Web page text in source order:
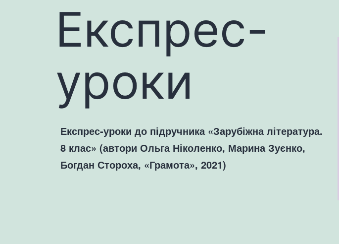
Експрес-
уроки
Експрес-уроки до підручника «Зарубіжна література.
8 клас» (автори Ольга Ніколенко, Марина Зуєнко,
Богдан Стороха, «Грамота», 2021)